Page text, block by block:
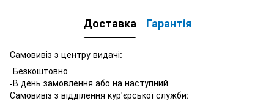
Доставка Гарантія
Самовивіз з центру видачі:
-Безкоштовно
-В день замовлення або на наступний
Самовивіз з відділення кур'єрської служби: